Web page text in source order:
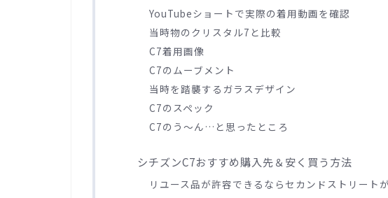
YouTubeショートで実際の着用動画を確認
当時物のクリスタル7と比較
C7着用画像
C7のムーブメント
当時を踏襲するガラスデザイン
C7のスペック
C7のう～ん…と思ったところ
シチズンC7おすすめ購入先＆安く買う方法
リユース品が許容できるならセカンドストリート